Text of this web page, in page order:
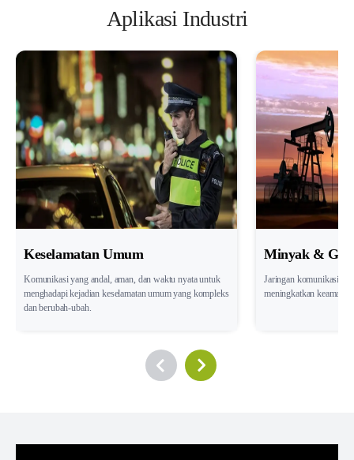
Aplikasi Industri
Keselamatan Umum
Komunikasi yang andal, aman, dan waktu nyata untuk
menghadapi kejadian keselamatan umum yang kompleks
dan berubah-ubah.
Minyak & Gas
Jaringan komunikasi
meningkatkan